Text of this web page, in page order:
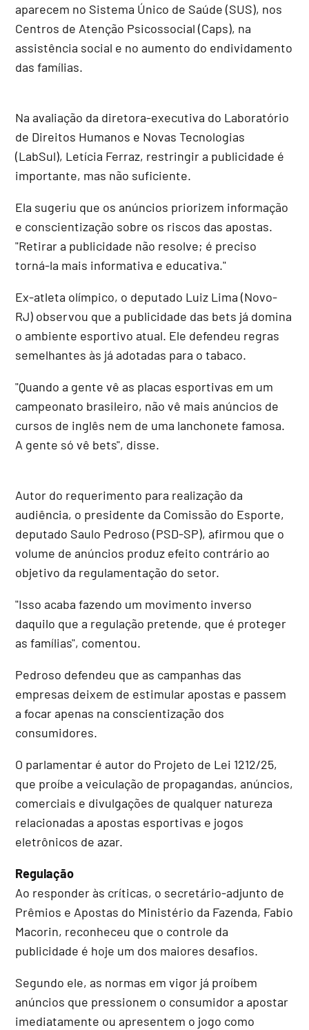
aparecem no Sistema Único de Saúde (SUS), nos
Centros de Atenção Psicossocial (Caps), na
assistência social e no aumento do endividamento
das famílias.
Na avaliação da diretora-executiva do Laboratório
de Direitos Humanos e Novas Tecnologias
(LabSul), Letícia Ferraz, restringir a publicidade é
importante, mas não suficiente.
Ela sugeriu que os anúncios priorizem informação
e conscientização sobre os riscos das apostas.
"Retirar a publicidade não resolve; é preciso
torná-la mais informativa e educativa."
Ex-atleta olímpico, o deputado Luiz Lima (Novo-
RJ) observou que a publicidade das bets já domina
o ambiente esportivo atual. Ele defendeu regras
semelhantes às já adotadas para o tabaco.
"Quando a gente vê as placas esportivas em um
campeonato brasileiro, não vê mais anúncios de
cursos de inglês nem de uma lanchonete famosa.
A gente só vê bets", disse.
Autor do requerimento para realização da
audiência, o presidente da Comissão do Esporte,
deputado Saulo Pedroso (PSD-SP), afirmou que o
volume de anúncios produz efeito contrário ao
objetivo da regulamentação do setor.
"Isso acaba fazendo um movimento inverso
daquilo que a regulação pretende, que é proteger
as famílias", comentou.
Pedroso defendeu que as campanhas das
empresas deixem de estimular apostas e passem
a focar apenas na conscientização dos
consumidores.
O parlamentar é autor do Projeto de Lei 1212/25,
que proíbe a veiculação de propagandas, anúncios,
comerciais e divulgações de qualquer natureza
relacionadas a apostas esportivas e jogos
eletrônicos de azar.
Regulação
Ao responder às críticas, o secretário-adjunto de
Prêmios e Apostas do Ministério da Fazenda, Fabio
Macorin, reconheceu que o controle da
publicidade é hoje um dos maiores desafios.
Segundo ele, as normas em vigor já proíbem
anúncios que pressionem o consumidor a apostar
imediatamente ou apresentem o jogo como